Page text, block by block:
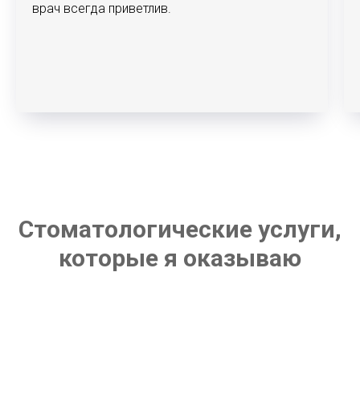
врач всегда приветлив.
Стоматологические услуги,
которые я оказываю